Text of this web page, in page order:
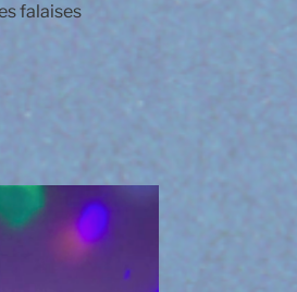
falaises